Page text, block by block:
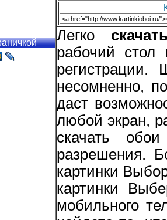
Легко
рабочий стол
несомненно,
даст
любой экран,
скачать
разрешения.
картинки
картинки
мобильного